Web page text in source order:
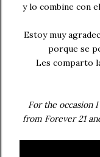
y lo combine con
Estoy muy
porque se
Les comparto
For the occasion
from Forever 21